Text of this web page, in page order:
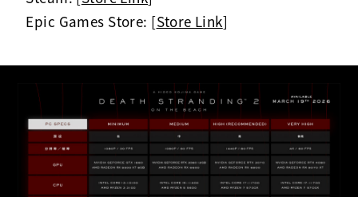
Epic Games Store: [Store Link]